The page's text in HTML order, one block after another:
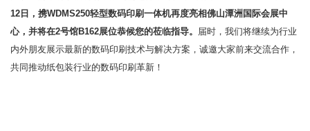
12日，携WDMS250轻型数码印刷一体机再度亮相佛山潭洲国际会展中
心，并将在2号馆B162展位恭候您的莅临指导。 届时，我们将继续为行业
内外朋友展示最新的数码印刷技术与解决方案，诚邀大家前来交流合作，
共同推动纸包装行业的数码印刷革新！